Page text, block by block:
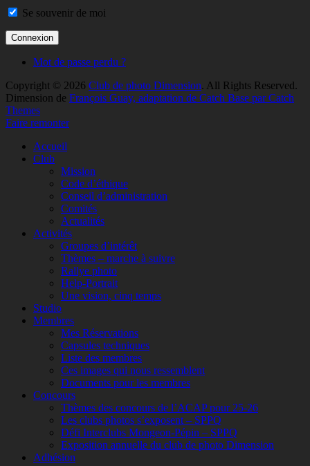
Se souvenir de moi
Mot de passe perdu ?
Copyright © 2026 Club de photo Dimension. All Rights Reserved.
Dimension de François Guay, adaptation de Catch Base par Catch
Themes
Faire remonter
Accueil
Club
Mission
Code d’éthique
Conseil d’administration
Comités
Actualités
Activités
Groupes d’intérêt
Thèmes – marche à suivre
Rallye photo
Help-Portrait
Une vision, cinq temps
Studio
Membres
Mes Réservations
Capsules techniques
Liste des membres
Ces images qui nous ressemblent
Documents pour les membres
Concours
Thèmes des concours de l’ACAP pour 25-26
Les clubs photos s’exposent – SPPQ
Défi Interclubs Mongeon-Pépin – SPPQ
Exposition annuelle du club de photo Dimension
Adhésion